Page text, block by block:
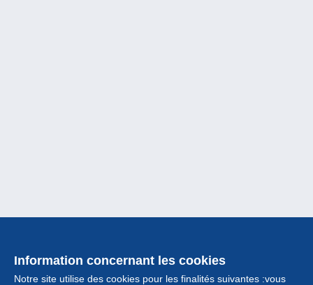
Information concernant les cookies
Notre site utilise des cookies pour les finalités suivantes :vous